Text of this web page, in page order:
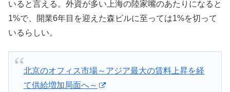
いると言える。外資が多い上海の陸家嘴のあたりになると
1%で、開業6年目を迎えた森ビルに至っては1%を切って
いるらしい。
北京のオフィス市場～アジア最大の賃料上昇を経
て供給増加局面へ～